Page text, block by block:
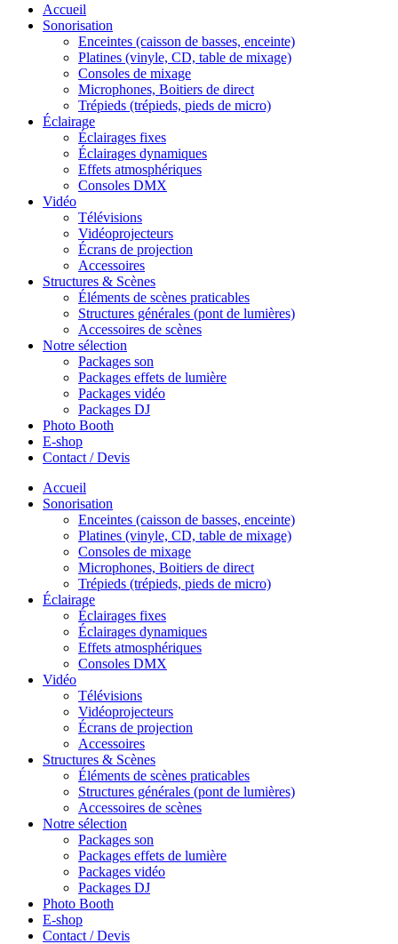
Accueil
Sonorisation
Enceintes (caisson de basses, enceinte)
Platines (vinyle, CD, table de mixage)
Consoles de mixage
Microphones, Boitiers de direct
Trépieds (trépieds, pieds de micro)
Éclairage
Éclairages fixes
Éclairages dynamiques
Effets atmosphériques
Consoles DMX
Vidéo
Télévisions
Vidéoprojecteurs
Écrans de projection
Accessoires
Structures & Scènes
Éléments de scènes praticables
Structures générales (pont de lumières)
Accessoires de scènes
Notre sélection
Packages son
Packages effets de lumière
Packages vidéo
Packages DJ
Photo Booth
E-shop
Contact / Devis
Accueil
Sonorisation
Enceintes (caisson de basses, enceinte)
Platines (vinyle, CD, table de mixage)
Consoles de mixage
Microphones, Boitiers de direct
Trépieds (trépieds, pieds de micro)
Éclairage
Éclairages fixes
Éclairages dynamiques
Effets atmosphériques
Consoles DMX
Vidéo
Télévisions
Vidéoprojecteurs
Écrans de projection
Accessoires
Structures & Scènes
Éléments de scènes praticables
Structures générales (pont de lumières)
Accessoires de scènes
Notre sélection
Packages son
Packages effets de lumière
Packages vidéo
Packages DJ
Photo Booth
E-shop
Contact / Devis